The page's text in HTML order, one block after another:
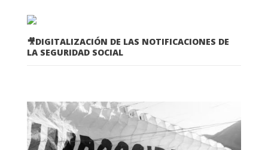
🎥DIGITALIZACIÓN DE LAS NOTIFICACIONES DE
LA SEGURIDAD SOCIAL